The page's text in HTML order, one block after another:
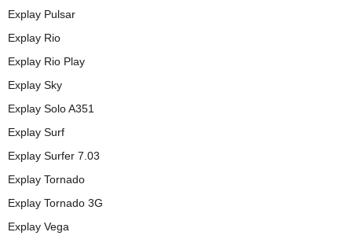
Explay Pulsar
Explay Rio
Explay Rio Play
Explay Sky
Explay Solo A351
Explay Surf
Explay Surfer 7.03
Explay Tornado
Explay Tornado 3G
Explay Vega